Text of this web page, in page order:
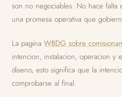
son no negociables. No hace falta
una promesa operativa que
La pagina WBDG sobre
intencion, instalacion, operacion y
diseno, esto significa que la
comprobarse al final.